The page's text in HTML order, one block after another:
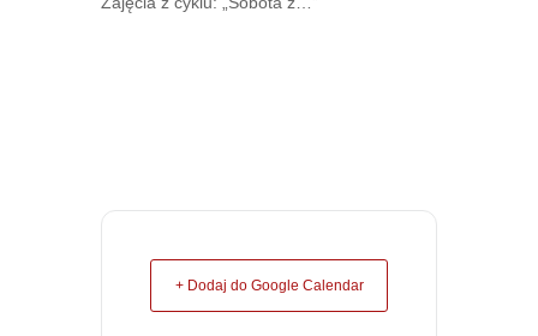
+ Dodaj do Google Calendar